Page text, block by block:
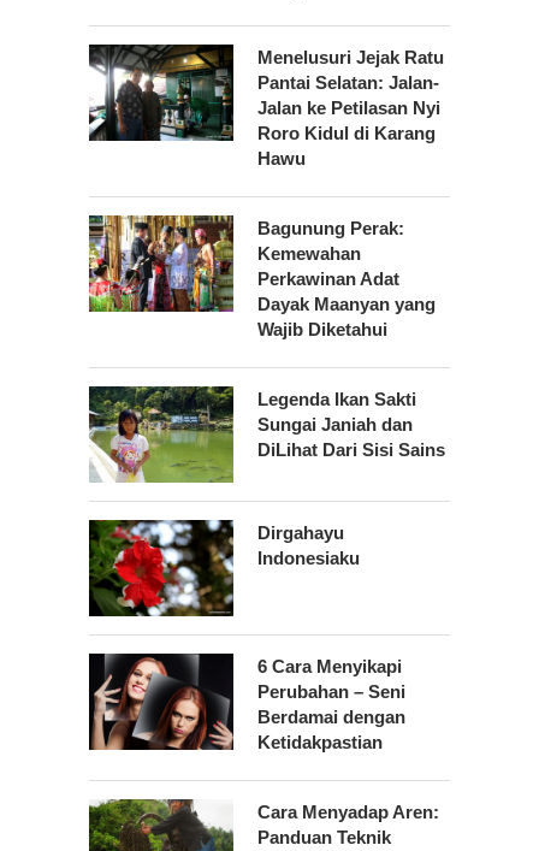
Menelusuri Jejak Ratu
Pantai Selatan: Jalan-
Jalan ke Petilasan Nyi
Roro Kidul di Karang
Hawu
Bagunung Perak:
Kemewahan
Perkawinan Adat
Dayak Maanyan yang
Wajib Diketahui
Legenda Ikan Sakti
Sungai Janiah dan
DiLihat Dari Sisi Sains
Dirgahayu
Indonesiaku
6 Cara Menyikapi
Perubahan – Seni
Berdamai dengan
Ketidakpastian
Cara Menyadap Aren:
Panduan Teknik